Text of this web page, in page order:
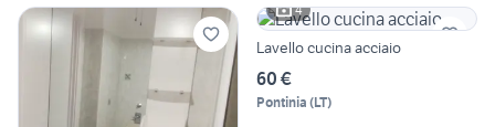
4
Lavello cucina acciaio
60 €
Pontinia (LT)